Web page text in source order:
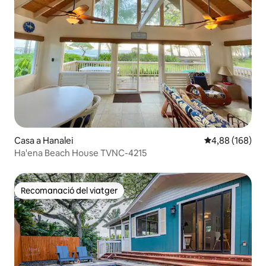
Casa a Hanalei 4,88 de
4,88 (168)
Ha'ena Beach House TVNC-4215
Recomanació del viatger
Recomanació del viatger